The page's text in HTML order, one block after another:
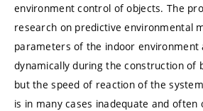
environment control of objects. The
research on predictive environmental
parameters of the indoor environment
dynamically during the construction of
but the speed of reaction of the
is in many cases inadequate and often